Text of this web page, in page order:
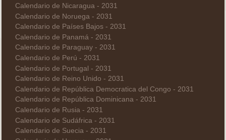
Calendario de Nicaragua - 2031
Calendario de Noruega - 2031
Calendario de Países Bajos - 2031
Calendario de Panamá - 2031
Calendario de Paraguay - 2031
Calendario de Perú - 2031
Calendario de Portugal - 2031
Calendario de Reino Unido - 2031
Calendario de República Democratica del Congo - 2031
Calendario de República Dominicana - 2031
Calendario de Rusia - 2031
Calendario de Sudáfrica - 2031
Calendario de Suecia - 2031